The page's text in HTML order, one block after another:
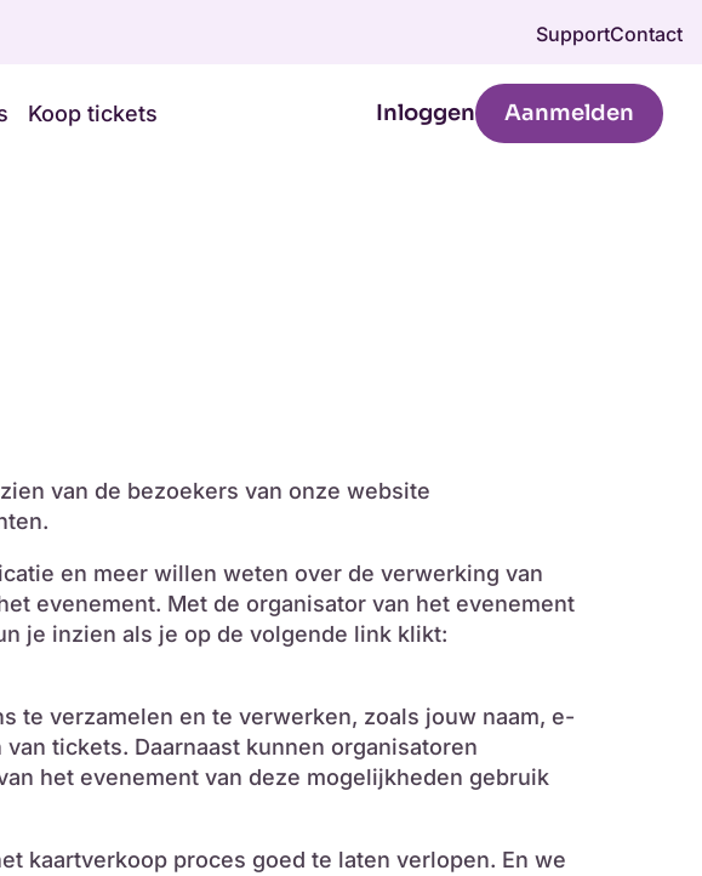
SupportContact
Koop tickets Inloggen Aanmelden
van de bezoekers van onze website
en meer willen weten over de verwerking van
evenement. Met de organisator van het evenement
je inzien als je op de volgende link klikt:
te verzamelen en te verwerken, zoals jouw naam, e-
tickets. Daarnaast kunnen organisatoren
het evenement van deze mogelijkheden gebruik
kaartverkoop proces goed te laten verlopen. En we